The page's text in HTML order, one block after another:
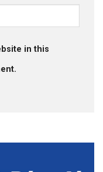
in this